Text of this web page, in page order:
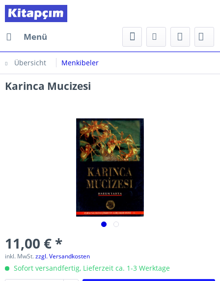
Menü
Übersicht Menkibeler
Karinca Mucizesi
11,00 € *
inkl. MwSt.zzgl. Versandkosten
Sofort versandfertig, Lieferzeit ca. 1-3 Werktage